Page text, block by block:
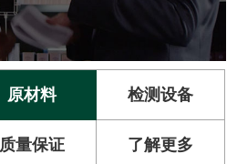
原材料 检测设备
质量保证 了解更多